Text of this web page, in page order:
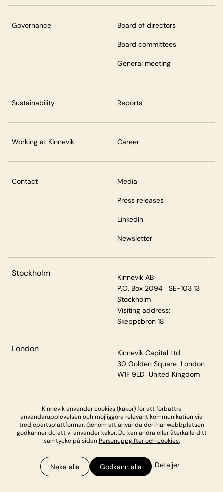
Governance Board of directors
Board committees
General meeting
Sustainability Reports
Working at Kinnevik Career
Contact Media
Press releases
LinkedIn
Newsletter
Stockholm
Kinnevik AB
P.O. Box 2094 SE-103 13
Stockholm
Visiting address:
Skeppsbron 18
London
Kinnevik Capital Ltd
30 Golden Square London
W1F 9LD United Kingdom
Privacy & CookiesKinnevik använder cookies (kakor) för att förbättra
användarupplevelsen och möjliggöra relevant kommunikation via
tredjepartsplattformar. Genom att använda den här webbplatsen
godkänner du att vi använder kakor. Du kan ändra eller återkalla ditt
samtycke på sidan Personuppgifter och cookies.
Detaljer
Neka alla Godkänn alla